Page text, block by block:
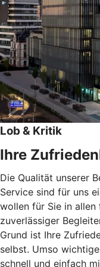
Lob & Kritik
Ihre
Die Qualität unserer
Service sind für uns
wollen für Sie in allen
zuverlässiger
Grund ist Ihre
selbst. Umso
schnell und einfach